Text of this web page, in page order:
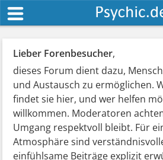
Lieber Forenbesucher,
dieses Forum dient dazu,
und Austausch zu ermöglichen.
findet sie hier, und wer helfen
willkommen. Moderatoren
Umgang respektvoll bleibt. Für
Atmosphäre sind
einfühlsame Beiträge explizit